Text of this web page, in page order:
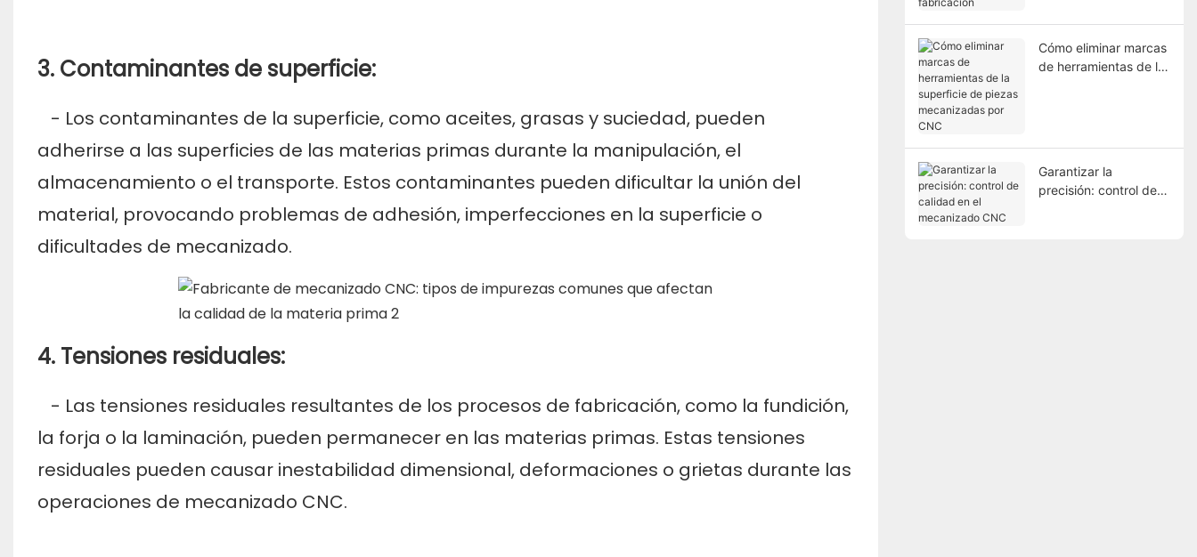
3. Contaminantes de superficie:
- Los contaminantes de la superficie, como aceites, grasas y suciedad, pueden
adherirse a las superficies de las materias primas durante la manipulación, el
almacenamiento o el transporte. Estos contaminantes pueden dificultar la unión del
material, provocando problemas de adhesión, imperfecciones en la superficie o
dificultades de mecanizado.
4. Tensiones residuales:
- Las tensiones residuales resultantes de los procesos de fabricación, como la fundición,
la forja o la laminación, pueden permanecer en las materias primas. Estas tensiones
residuales pueden causar inestabilidad dimensional, deformaciones o grietas durante las
operaciones de mecanizado CNC.
fabricación
Cómo eliminar marcas
de herramientas de la
Garantizar la
precisión: control de